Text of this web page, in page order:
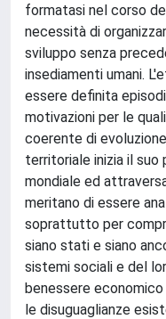
formatasi nel corso
necessità di
sviluppo senza
insediamenti umani.
essere definita
motivazioni per le
coerente di
territoriale inizia il suo
mondiale ed
meritano di essere
soprattutto per
siano stati e siano
sistemi sociali e del
benessere
le disuguaglianze